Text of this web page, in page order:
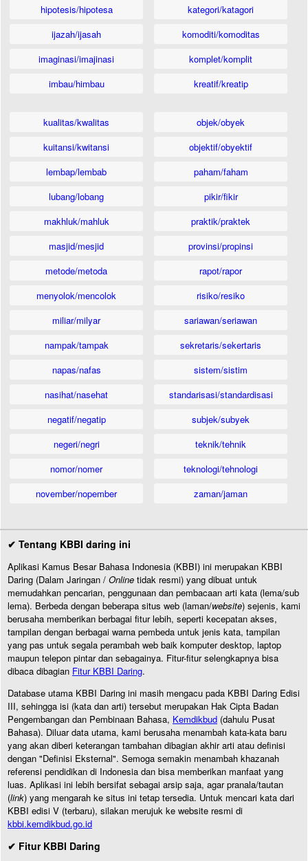
hipotesis/hipotesa
ijazah/ijasah
imaginasi/imajinasi
imbau/himbau
kategori/katagori
komoditi/komoditas
komplet/komplit
kreatif/kreatip
kualitas/kwalitas
kuitansi/kwitansi
lembap/lembab
lubang/lobang
makhluk/mahluk
masjid/mesjid
metode/metoda
menyolok/mencolok
miliar/milyar
nampak/tampak
napas/nafas
nasihat/nasehat
negatif/negatip
negeri/negri
nomor/nomer
november/nopember
objek/obyek
objektif/obyektif
paham/faham
pikir/fikir
praktik/praktek
provinsi/propinsi
rapot/rapor
risiko/resiko
sariawan/seriawan
sekretaris/sekertaris
sistem/sistim
standarisasi/standardisasi
subjek/subyek
teknik/tehnik
teknologi/tehnologi
zaman/jaman
✔ Tentang KBBI daring ini
Aplikasi Kamus Besar Bahasa Indonesia (KBBI) ini merupakan KBBI
Daring (Dalam Jaringan / Online tidak resmi) yang dibuat untuk
memudahkan pencarian, penggunaan dan pembacaan arti kata (lema/sub
lema). Berbeda dengan beberapa situs web (laman/website) sejenis, kami
berusaha memberikan berbagai fitur lebih, seperti kecepatan akses,
tampilan dengan berbagai warna pembeda untuk jenis kata, tampilan
yang pas untuk segala perambah web baik komputer desktop, laptop
maupun telepon pintar dan sebagainya. Fitur-fitur selengkapnya bisa
dibaca dibagian Fitur KBBI Daring.
Database utama KBBI Daring ini masih mengacu pada KBBI Daring Edisi
III, sehingga isi (kata dan arti) tersebut merupakan Hak Cipta Badan
Pengembangan dan Pembinaan Bahasa, Kemdikbud (dahulu Pusat
Bahasa). Diluar data utama, kami berusaha menambah kata-kata baru
yang akan diberi keterangan tambahan dibagian akhir arti atau definisi
dengan "Definisi Eksternal". Semoga semakin menambah khazanah
referensi pendidikan di Indonesia dan bisa memberikan manfaat yang
luas. Aplikasi ini lebih bersifat sebagai arsip saja, agar pranala/tautan
(link) yang mengarah ke situs ini tetap tersedia. Untuk mencari kata dari
KBBI edisi V (terbaru), silakan merujuk ke website resmi di
kbbi.kemdikbud.go.id
✔ Fitur KBBI Daring